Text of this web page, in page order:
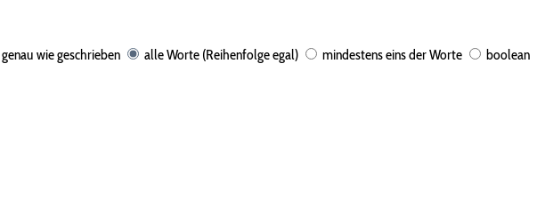
genau wie geschrieben alle Worte (Reihenfolge egal) mindestens eins der Worte boolean